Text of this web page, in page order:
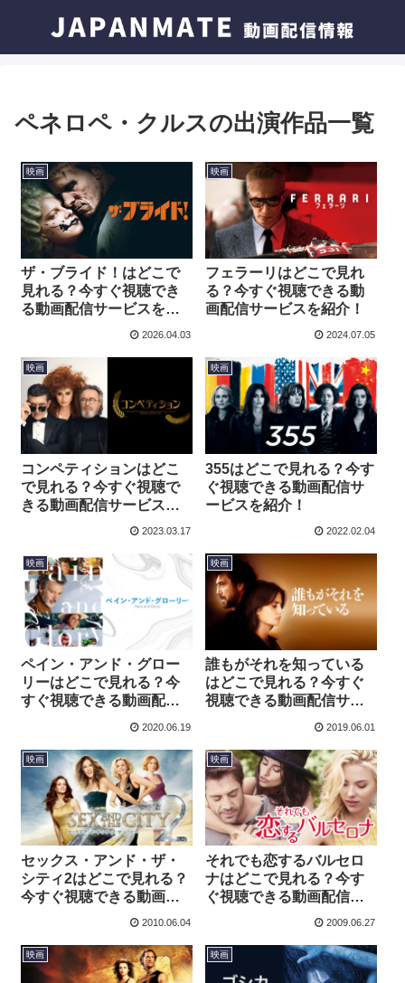
ペネロペ・クルスの出演作品一覧
映画
ザ・ブライド！はどこで
見れる？今すぐ視聴でき
る動画配信サービスを紹
2026.04.03
映画
フェラーリはどこで見れ
る？今すぐ視聴できる動
画配信サービスを紹介！
2024.07.05
映画
コンペティションはどこ
で見れる？今すぐ視聴で
きる動画配信サービスを
2023.03.17
映画
355はどこで見れる？今す
ぐ視聴できる動画配信サ
ービスを紹介！
2022.02.04
映画
ペイン・アンド・グロー
リーはどこで見れる？今
すぐ視聴できる動画配信
2020.06.19
映画
誰もがそれを知っている
はどこで見れる？今すぐ
視聴できる動画配信サー
2019.06.01
映画
セックス・アンド・ザ・
シティ2はどこで見れる？
今すぐ視聴できる動画配
信サービスを紹介！
2010.06.04
映画
それでも恋するバルセロ
ナはどこで見れる？今す
ぐ視聴できる動画配信サ
2009.06.27
映画 映画